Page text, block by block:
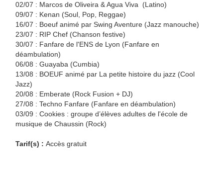
02/07 : Marcos de Oliveira & Agua Viva (Latino)
09/07 : Kenan (Soul, Pop, Reggae)
16/07 : Boeuf animé par Swing Aventure (Jazz manouche)
23/07 : RIP Chef (Chanson festive)
30/07 : Fanfare de l'ENS de Lyon (Fanfare en
déambulation)
06/08 : Guayaba (Cumbia)
13/08 : BOEUF animé par La petite histoire du jazz (Cool
Jazz)
20/08 : Emberate (Rock Fusion + DJ)
27/08 : Techno Fanfare (Fanfare en déambulation)
03/09 : Cookies : groupe d’élèves adultes de l'école de
musique de Chaussin (Rock)
Tarif(s) : Accès gratuit